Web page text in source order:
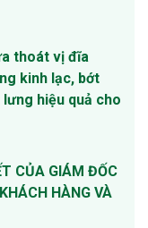
thoát vị đĩa
kinh lạc, bớt
hiệu quả cho
CỦA GIÁM ĐỐC
HÀNG VÀ